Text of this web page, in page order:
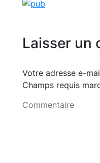
Laisser un
Votre adresse e-
Champs requis
Commentaire